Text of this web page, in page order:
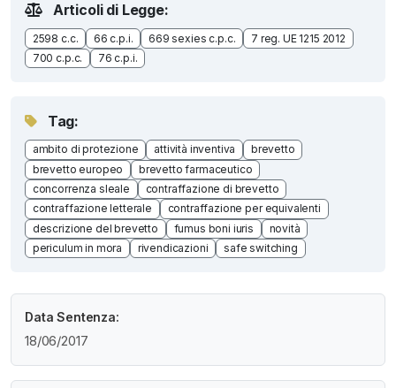
Articoli di Legge:
2598 c.c. 66 c.p.i. 669 sexies c.p.c.
7 reg. UE 1215 2012
700 c.p.c.
76 c.p.i.
Tag:
ambito di protezione attività inventiva
brevetto
brevetto europeo
brevetto farmaceutico
concorrenza sleale
contraffazione di brevetto
contraffazione letterale
contraffazione per equivalenti
descrizione del brevetto
fumus boni iuris
novità
periculum in mora
rivendicazioni safe switching
Data Sentenza:
18/06/2017